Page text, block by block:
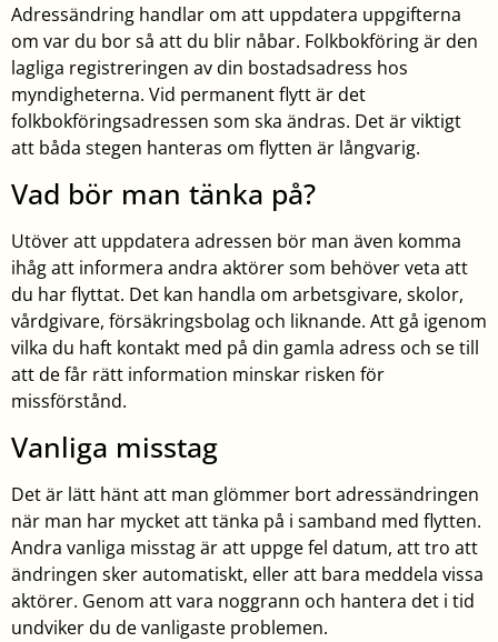
Adressändring handlar om att uppdatera uppgifterna
om var du bor så att du blir nåbar. Folkbokföring är den
lagliga registreringen av din bostadsadress hos
myndigheterna. Vid permanent flytt är det
folkbokföringsadressen som ska ändras. Det är viktigt
att båda stegen hanteras om flytten är långvarig.
Vad bör man tänka på?
Utöver att uppdatera adressen bör man även komma
ihåg att informera andra aktörer som behöver veta att
du har flyttat. Det kan handla om arbetsgivare, skolor,
vårdgivare, försäkringsbolag och liknande. Att gå igenom
vilka du haft kontakt med på din gamla adress och se till
att de får rätt information minskar risken för
missförstånd.
Vanliga misstag
Det är lätt hänt att man glömmer bort adressändringen
när man har mycket att tänka på i samband med flytten.
Andra vanliga misstag är att uppge fel datum, att tro att
ändringen sker automatiskt, eller att bara meddela vissa
aktörer. Genom att vara noggrann och hantera det i tid
undviker du de vanligaste problemen.